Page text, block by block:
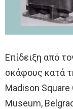
Επίδειξη από
σκάφους κατά
Madison Square
Museum,